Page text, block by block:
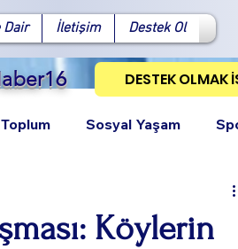
Dair İletişim Destek Ol
DESTEK OLMAK
Sosyal Yaşam
Köylerin